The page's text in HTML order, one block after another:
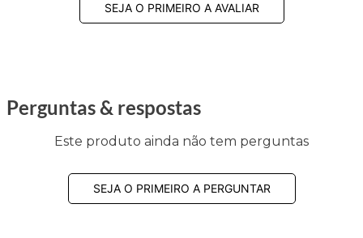
SEJA O PRIMEIRO A AVALIAR
Perguntas & respostas
Este produto ainda não tem perguntas
SEJA O PRIMEIRO A PERGUNTAR